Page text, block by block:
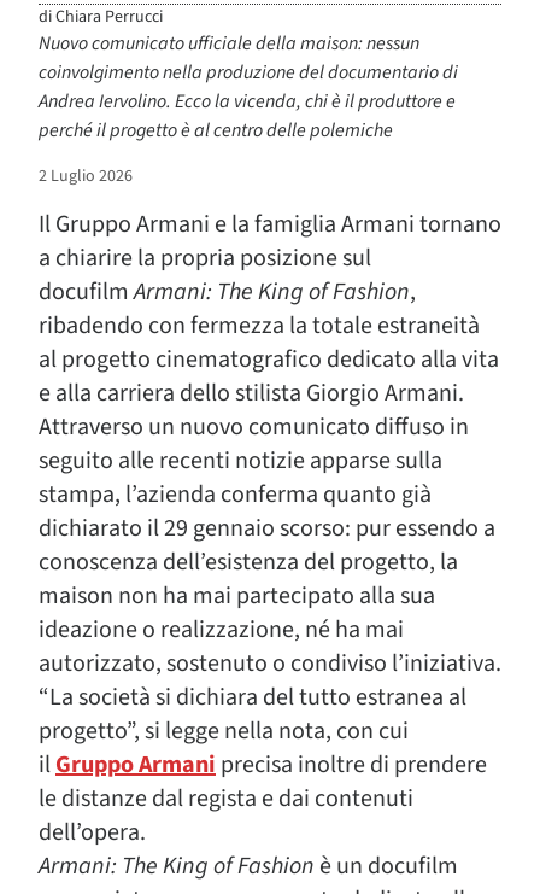
diChiara Perrucci
Nuovo comunicato ufficiale della maison: nessun
coinvolgimento nella produzione del documentario di
Andrea Iervolino. Ecco la vicenda, chi è il produttore e
perché il progetto è al centro delle polemiche
2 Luglio 2026
Il Gruppo Armani e la famiglia Armani tornano
a chiarire la propria posizione sul
docufilmArmani: The King of Fashion,
ribadendo con fermezza la totale estraneità
al progetto cinematografico dedicato alla vita
e alla carriera dello stilista Giorgio Armani.
Attraverso un nuovo comunicato diffuso in
seguito alle recenti notizie apparse sulla
stampa, l’azienda conferma quanto già
dichiarato il 29 gennaio scorso: pur essendo a
conoscenza dell’esistenza del progetto, la
maison non ha mai partecipato alla sua
ideazione o realizzazione, né ha mai
autorizzato, sostenuto o condiviso l’iniziativa.
“La società si dichiara del tutto estranea al
progetto”, si legge nella nota, con cui
ilGruppo Armaniprecisa inoltre di prendere
le distanze dal regista e dai contenuti
dell’opera.
Armani: The King of Fashion è un docufilm